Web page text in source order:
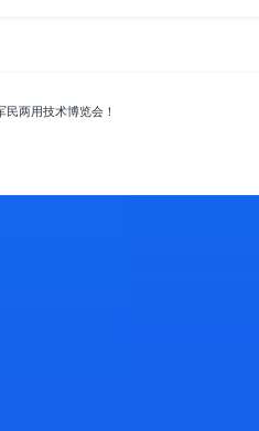
两用技术博览会！